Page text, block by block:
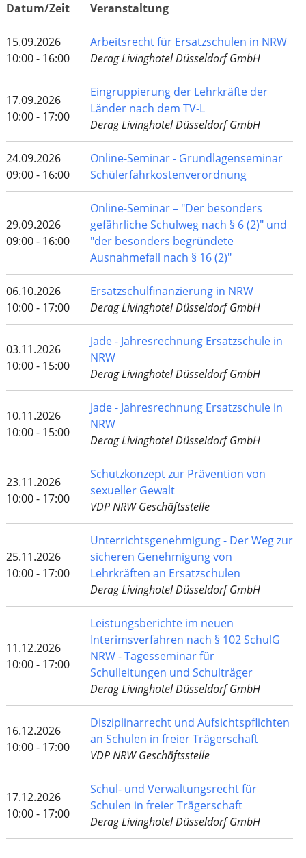
Datum/Zeit Veranstaltung
15.09.2026
10:00 - 16:00
Arbeitsrecht für Ersatzschulen in NRW
Derag Livinghotel Düsseldorf GmbH
17.09.2026
10:00 - 17:00
Eingruppierung der Lehrkräfte der
Länder nach dem TV-L
Derag Livinghotel Düsseldorf GmbH
24.09.2026
09:00 - 16:00
Online-Seminar - Grundlagenseminar
Schülerfahrkostenverordnung
29.09.2026
09:00 - 16:00
Online-Seminar – "Der besonders
gefährliche Schulweg nach § 6 (2)" und
"der besonders begründete
Ausnahmefall nach § 16 (2)"
06.10.2026
10:00 - 17:00
Ersatzschulfinanzierung in NRW
Derag Livinghotel Düsseldorf GmbH
03.11.2026
10:00 - 15:00
Jade - Jahresrechnung Ersatzschule in
NRW
Derag Livinghotel Düsseldorf GmbH
10.11.2026
10:00 - 15:00
Jade - Jahresrechnung Ersatzschule in
NRW
Derag Livinghotel Düsseldorf GmbH
23.11.2026
10:00 - 17:00
Schutzkonzept zur Prävention von
sexueller Gewalt
VDP NRW Geschäftsstelle
25.11.2026
10:00 - 17:00
Unterrichtsgenehmigung - Der Weg zur
sicheren Genehmigung von
Lehrkräften an Ersatzschulen
Derag Livinghotel Düsseldorf GmbH
11.12.2026
10:00 - 17:00
Leistungsberichte im neuen
Interimsverfahren nach § 102 SchulG
NRW - Tagesseminar für
Schulleitungen und Schulträger
Derag Livinghotel Düsseldorf GmbH
16.12.2026
10:00 - 17:00
Disziplinarrecht und Aufsichtspflichten
an Schulen in freier Trägerschaft
VDP NRW Geschäftsstelle
17.12.2026
10:00 - 17:00
Schul- und Verwaltungsrecht für
Schulen in freier Trägerschaft
Derag Livinghotel Düsseldorf GmbH